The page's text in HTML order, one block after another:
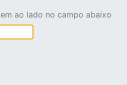
ao lado no campo abaixo